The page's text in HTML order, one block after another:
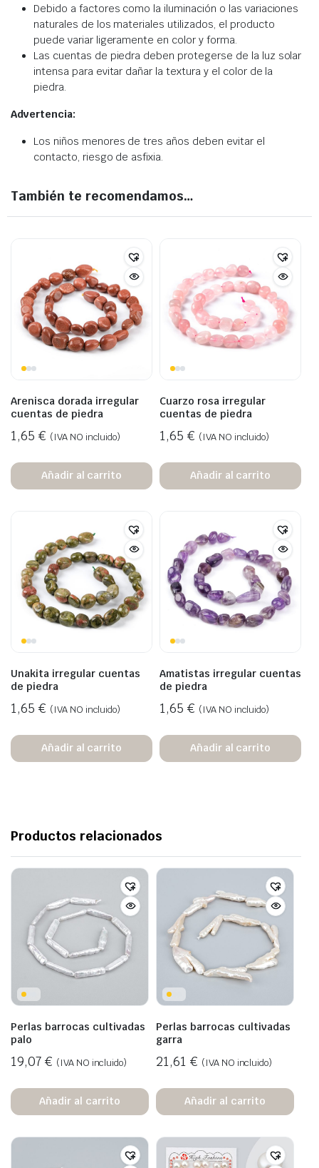
Debido a factores como la iluminación o las variaciones
naturales de los materiales utilizados, el producto
puede variar ligeramente en color y forma.
Las cuentas de piedra deben protegerse de la luz solar
intensa para evitar dañar la textura y el color de la
piedra.
Advertencia:
Los niños menores de tres años deben evitar el
contacto, riesgo de asfixia.
También te recomendamos…
Arenisca dorada irregular
cuentas de piedra
1,65 € (IVA NO incluido)
Añadir al carrito
Cuarzo rosa irregular
cuentas de piedra
1,65 € (IVA NO incluido)
Añadir al carrito
Unakita irregular cuentas
de piedra
1,65 € (IVA NO incluido)
Añadir al carrito
Amatistas irregular cuentas
de piedra
1,65 € (IVA NO incluido)
Añadir al carrito
Productos relacionados
Perlas barrocas cultivadas
palo
19,07 € (IVA NO incluido)
Añadir al carrito
Perlas barrocas cultivadas
garra
21,61 € (IVA NO incluido)
Añadir al carrito